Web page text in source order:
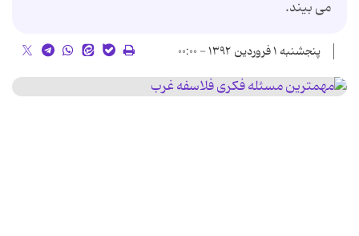
مى بیند.
پنجشنبه ۱ فروردین ۱۳۹۲ - ۰۰:۰۰